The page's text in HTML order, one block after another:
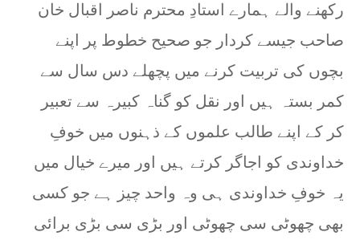
رکھنے والے ہمارے استادِ محترم ناصر اقبال خان
صاحب جیسے کردار جو صحیح خطوط پر اپنے
بچوں کی تربیت کرنے میں پچھلے دس سال سے
کمر بستہ ہیں اور نقل کو گناہ کبیرہ سے تعبیر
کر کے اپنے طالب علموں کے ذہنوں میں خوفِ
خداوندی کو اجاگر کرتے ہیں اور میرے خیال میں
یہ خوفِ خداوندی ہی وہ واحد چیز ہے جو کسی
بھی چھوٹی سی چھوٹی اور بڑی سی بڑی برائی